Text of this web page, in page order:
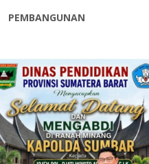
PEMBANGUNAN